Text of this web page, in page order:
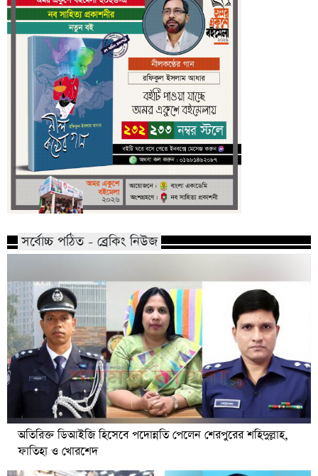
সর্বোচ্চ পঠিত - ব্রেকিং নিউজ
অতিরিক্ত ডিআইজি হিসেবে পদোন্নতি পেলেন শেরপুরের শহিদুল্লাহ,
ফাতিহা ও খোরশেদ